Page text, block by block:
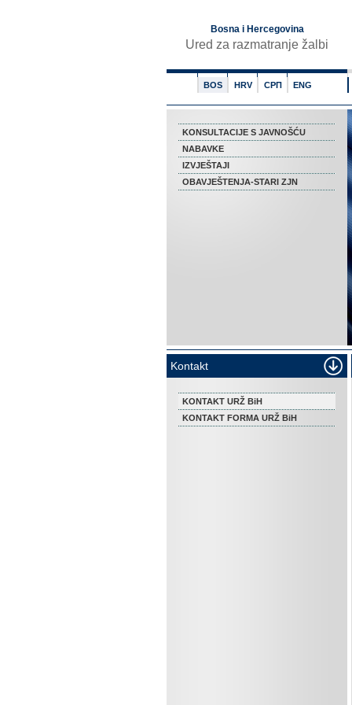
Bosna i Hercegovina
Ured za razmatranje žalbi
BOS HRV СРП ENG
KONSULTACIJE S JAVNOŠĆU
NABAVKE
IZVJEŠTAJI
OBAVJEŠTENJA-STARI ZJN
Kontakt
KONTAKT URŽ BiH
KONTAKT FORMA URŽ BiH